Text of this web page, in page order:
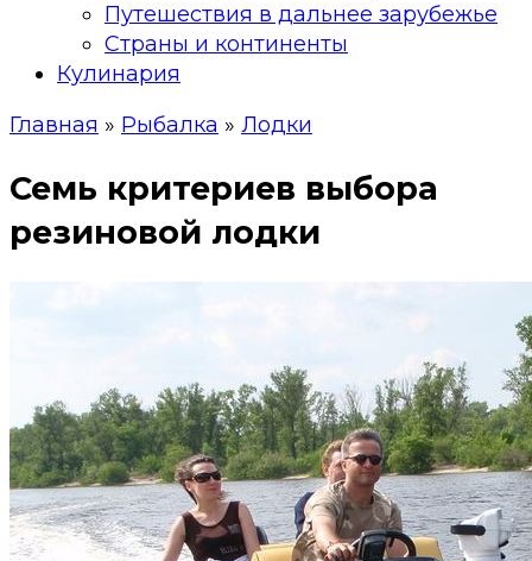
Путешествия в дальнее зарубежье
Страны и континенты
Кулинария
Главная » Рыбалка » Лодки
Семь критериев выбора
резиновой лодки